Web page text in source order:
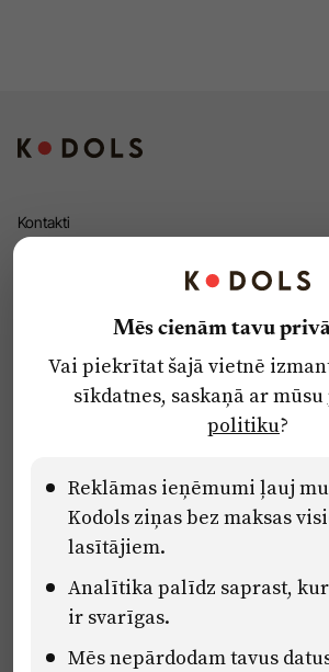
Kontakti
Privātuma politika
Ētikas kodekss
Lietošanas noteikumi
Eiropas Savienības Atveseļošanas un
2.2. reformu un investīciju virziena
transformācija un inovācijas” 2.2.1.5.i.
uzņēmumu digitālās transformācijas
“Mācības mediju nozares speciālistu
zināšanu pilnveidošanai” projektā
kompetenču centrs (2.2.1.5.i.0/2/24/
Mēs cienām tavu
Vai piekrītat šajā vietnē
sīkdatnes, saskaņā ar mūsu
politiku?
Reklāmas ieņēmumi ļauj
Kodols ziņas bez maksas
lasītājiem.
Analītika palīdz saprast,
ir svarīgas.
Mēs nepārdodam tavus